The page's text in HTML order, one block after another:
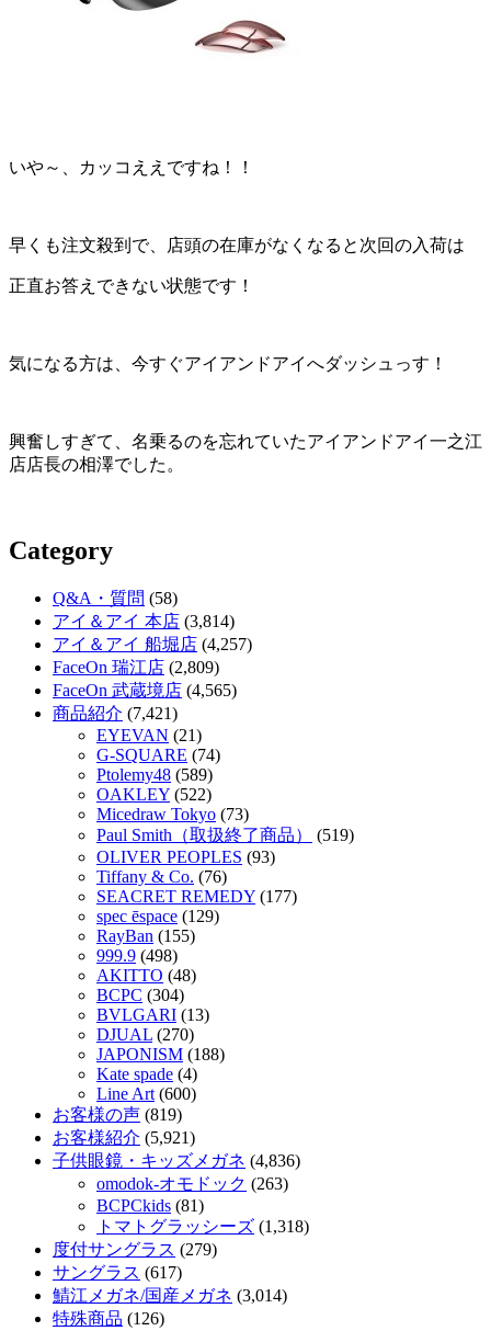
いや～、カッコええですね！！
早くも注文殺到で、店頭の在庫がなくなると次回の入荷は
正直お答えできない状態です！
気になる方は、今すぐアイアンドアイへダッシュっす！
興奮しすぎて、名乗るのを忘れていたアイアンドアイ一之江
店店長の相澤でした。
Category
Q&A・質問 (58)
アイ＆アイ 本店 (3,814)
アイ＆アイ 船堀店 (4,257)
FaceOn 瑞江店 (2,809)
FaceOn 武蔵境店 (4,565)
商品紹介 (7,421)
EYEVAN (21)
G-SQUARE (74)
Ptolemy48 (589)
OAKLEY (522)
Micedraw Tokyo (73)
Paul Smith（取扱終了商品）
(519)
OLIVER PEOPLES (93)
Tiffany & Co. (76)
SEACRET REMEDY (177)
spec ēspace (129)
RayBan (155)
999.9 (498)
AKITTO (48)
BCPC (304)
BVLGARI (13)
DJUAL (270)
JAPONISM (188)
Kate spade (4)
Line Art (600)
お客様の声 (819)
お客様紹介 (5,921)
子供眼鏡・キッズメガネ (4,836)
omodok-オモドック (263)
BCPCkids (81)
トマトグラッシーズ (1,318)
度付サングラス (279)
サングラス (617)
鯖江メガネ/国産メガネ (3,014)
特殊商品 (126)